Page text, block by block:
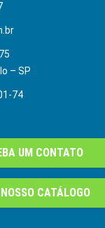
– SP
74
UM CONTATO
CATÁLOGO